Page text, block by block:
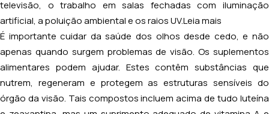
televisão, o trabalho em salas fechadas com iluminação
artificial, a poluição ambiental e os raios UV.Leia mais
É importante cuidar da saúde dos olhos desde cedo, e não
apenas quando surgem problemas de visão. Os suplementos
alimentares podem ajudar. Estes contêm substâncias que
nutrem, regeneram e protegem as estruturas sensíveis do
órgão da visão. Tais compostos incluem acima de tudo luteína